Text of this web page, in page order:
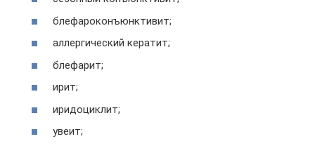
блефароконъюнктивит;
аллергический кератит;
блефарит;
ирит;
иридоциклит;
увеит;